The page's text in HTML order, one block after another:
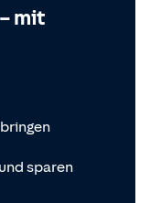
mit
sparen